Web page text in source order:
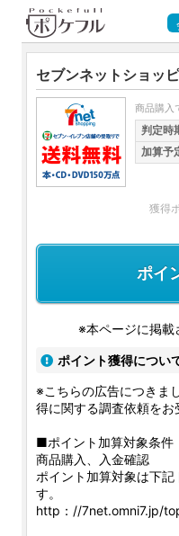
セブンネットショッ
商品購入
判定時
加算予
ポイ
※本ページに掲載
ポイント獲得につい
※こちらの広告につきま
得に関する調査依頼をお
■ポイント加算対象条件
商品購入、入金確認
ポイント加算対象は下
す。
http：//7net.omni7.jp/